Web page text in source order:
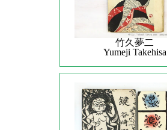
竹久夢二
Yumeji Takehisa